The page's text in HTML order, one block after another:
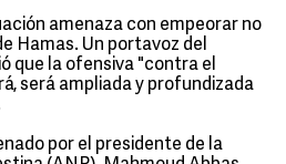
amenaza con empeorar no
Hamas. Un portavoz del
que la ofensiva "contra el
será ampliada y profundizada
por el presidente de la